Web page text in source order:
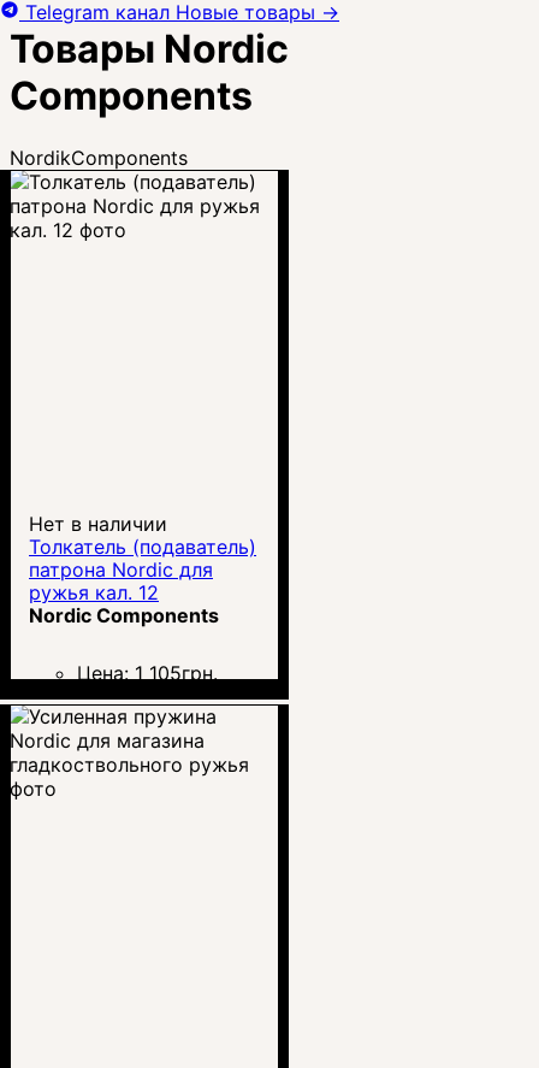
Товары Nordic
Components
NordikComponents
Нет в наличии
Толкатель (подаватель)
патрона Nordic для
ружья кал. 12
Nordic Components
Цена: 1 105грн.
Telegram канал Новые товары →